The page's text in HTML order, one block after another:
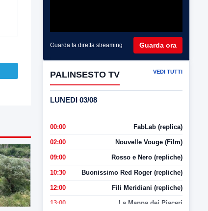
Guarda la diretta streaming Guarda ora
PALINSESTO TV VEDI TUTTI
LUNEDI 03/08
00:00 FabLab (replica)
02:00 Nouvelle Vouge (Film)
09:00 Rosso e Nero (repliche)
10:30 Buonissimo Red Roger (repliche)
12:00 Fili Meridiani (repliche)
13:00 La Mappa dei Piaceri